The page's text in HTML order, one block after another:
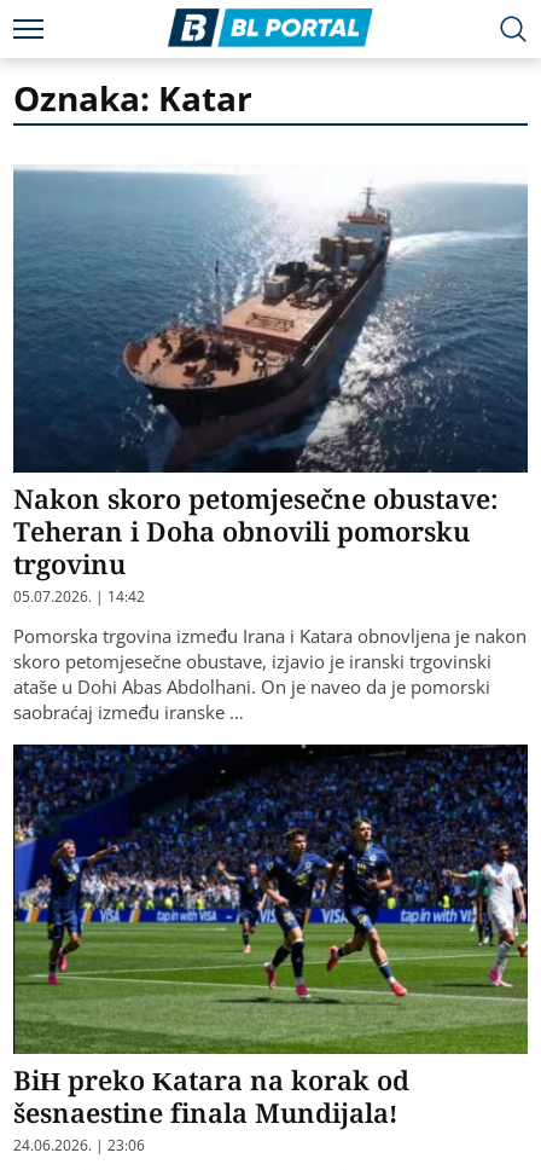
Oznaka: Katar
Nakon skoro petomjesečne obustave:
Teheran i Doha obnovili pomorsku
trgovinu
05.07.2026. | 14:42
Pomorska trgovina između Irana i Katara obnovljena je nakon
skoro petomjesečne obustave, izjavio je iranski trgovinski
ataše u Dohi Abas Abdolhani. On je naveo da je pomorski
saobraćaj između iranske …
BiH preko Katara na korak od
šesnaestine finala Mundijala!
24.06.2026. | 23:06